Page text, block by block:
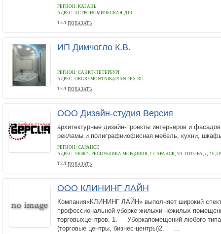
РЕГИОН: КАЗАНЬ
АДРЕС: АСТРОНОМИЧЕСКАЯ, Д13
ТЕЛ:ПОКАЗАТЬ
+7(843)5-610-610
ИП Димчогло К.В.
РЕГИОН: САНКТ-ПЕТЕРБУРГ
АДРЕС: ORGREMONTNIK@YANDEX.RU
ТЕЛ:ПОКАЗАТЬ
+79219709314
ООО Дизайн-студия Версия
архитектурные дизайн-проекты интерьеров и
рекламы и полиграфииофисная мебель, кухни,
РЕГИОН: САРАНСК
АДРЕС: 430001, РЕСПУБЛИКА МОРДОВИЯ, Г. САРАНСК, УЛ. ТИТОВА, Д. 10,
ТЕЛ:ПОКАЗАТЬ
(8342) 22-01-09
ООО КЛИНИНГ ЛАЙН
Компания«КЛИНИНГ ЛАЙН» выполняет широкий
профессиональной уборке жилыхи нежилых
торговыхцентров. 1. Уборкапомещений любого типа
(торговые центры, бизнес-центры)2. ...